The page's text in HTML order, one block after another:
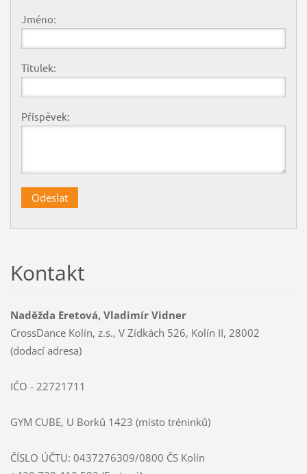
Jméno:
Titulek:
Příspěvek:
Kontakt
Naděžda Eretová, Vladimír Vidner
CrossDance Kolín, z.s., V Zídkách 526, Kolín II, 28002
(dodací adresa)
IČO - 22721711
GYM CUBE, U Borků 1423 (místo tréninků)
ČÍSLO ÚČTU: 0437276309/0800 ČS Kolín